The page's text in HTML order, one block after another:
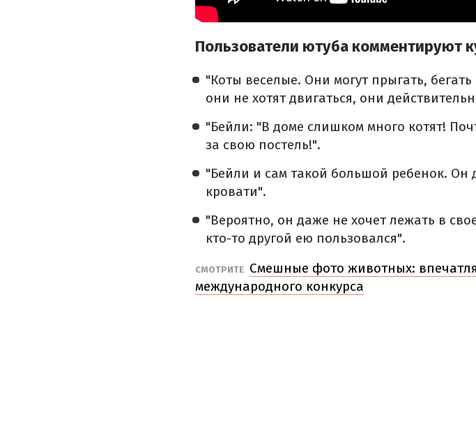
Пользователи ютуба комментируют
"Коты веселые. Они могут прыгать,
они не хотят двигаться, они
"Бейли: "В доме слишком много котят!
за свою постель!".
"Бейли и сам такой большой ребенок. Он
кровати".
"Вероятно, он даже не хочет лежать в
кто-то другой ею пользовался".
СМОТРИТЕ Смешные фото животных:
международного конкурса